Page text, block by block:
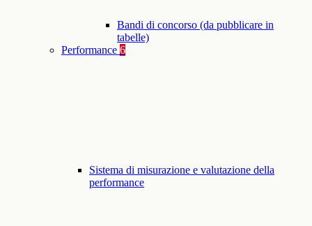
Bandi di concorso (da pubblicare in
tabelle)
Performance 6
Sistema di misurazione e valutazione della
performance